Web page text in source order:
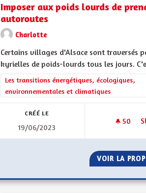
Imposer aux poids lourds de
autoroutes
Charlotte
Certains villages d'Alsace sont traversés
kyrielles de poids-lourds tous les jours.
Filtrer les résultats de la catégorie : Les
Les transitions énergétiques, écologiques,
environnementales et climatiques
CRÉÉ LE
19/06/2023
50
VOIR LA